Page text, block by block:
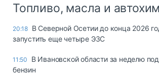
Топливо, масла и
20:18 В Северной Осетии до конца 2026
запустить еще четыре ЭЗС
11:50
В Ивановской области за неделю
бензин